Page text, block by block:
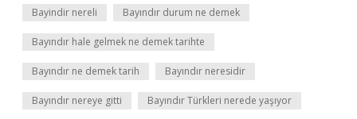
Bayindir nereli Bayındır durum ne demek
Bayındır hale gelmek ne demek tarihte
Bayındır ne demek tarih Bayındır neresidir
Bayındır nereye gitti Bayındır Türkleri nerede yaşıyor